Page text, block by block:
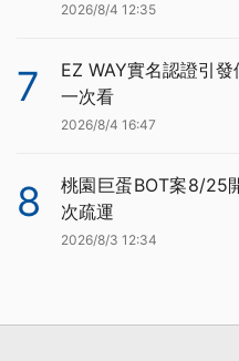
2026/8/4 12:35
7
EZ WAY實名認證引
一次看
2026/8/4 16:47
8
桃園巨蛋BOT案8/25
次疏運
2026/8/3 12:34